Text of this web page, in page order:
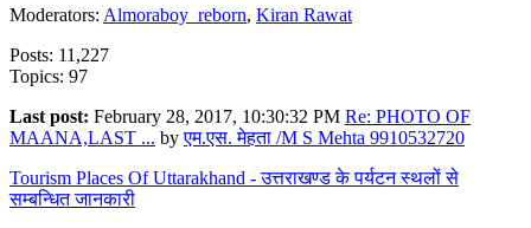
Moderators: Almoraboy_reborn, Kiran Rawat
Posts: 11,227
Topics: 97
Last post: February 28, 2017, 10:30:32 PM Re: PHOTO OF
MAANA,LAST ... byएम.एस. मेहता /M S Mehta 9910532720
Tourism Places Of Uttarakhand - उत्तराखण्ड के पर्यटन स्थलों से
सम्बन्धित जानकारी